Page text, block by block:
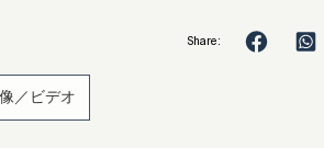
Share:
／ビデオ